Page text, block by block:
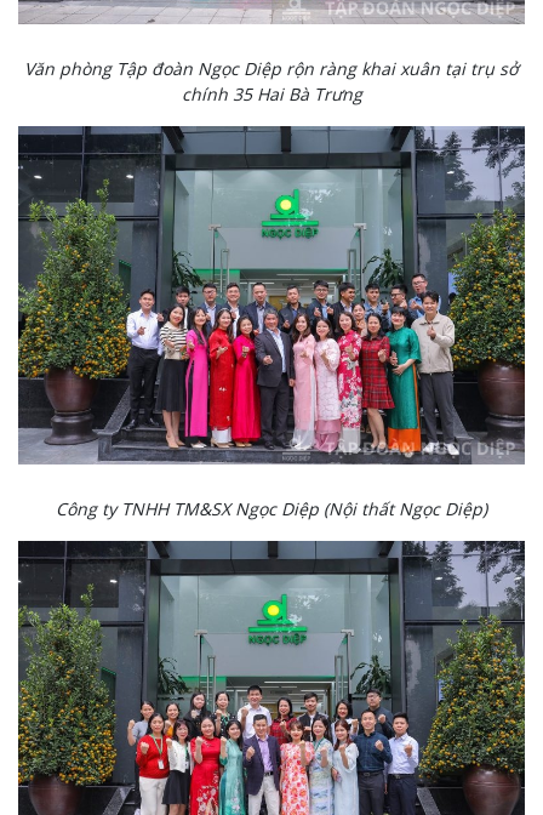
Văn phòng Tập đoàn Ngọc Diệp rộn ràng khai xuân tại trụ sở
chính 35 Hai Bà Trưng
Công ty TNHH TM&SX Ngọc Diệp (Nội thất Ngọc Diệp)